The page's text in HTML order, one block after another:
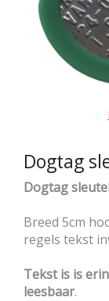
Dogtag
Dogtag
Breed 5cm
regels tekst
Tekst is is
leesbaar.